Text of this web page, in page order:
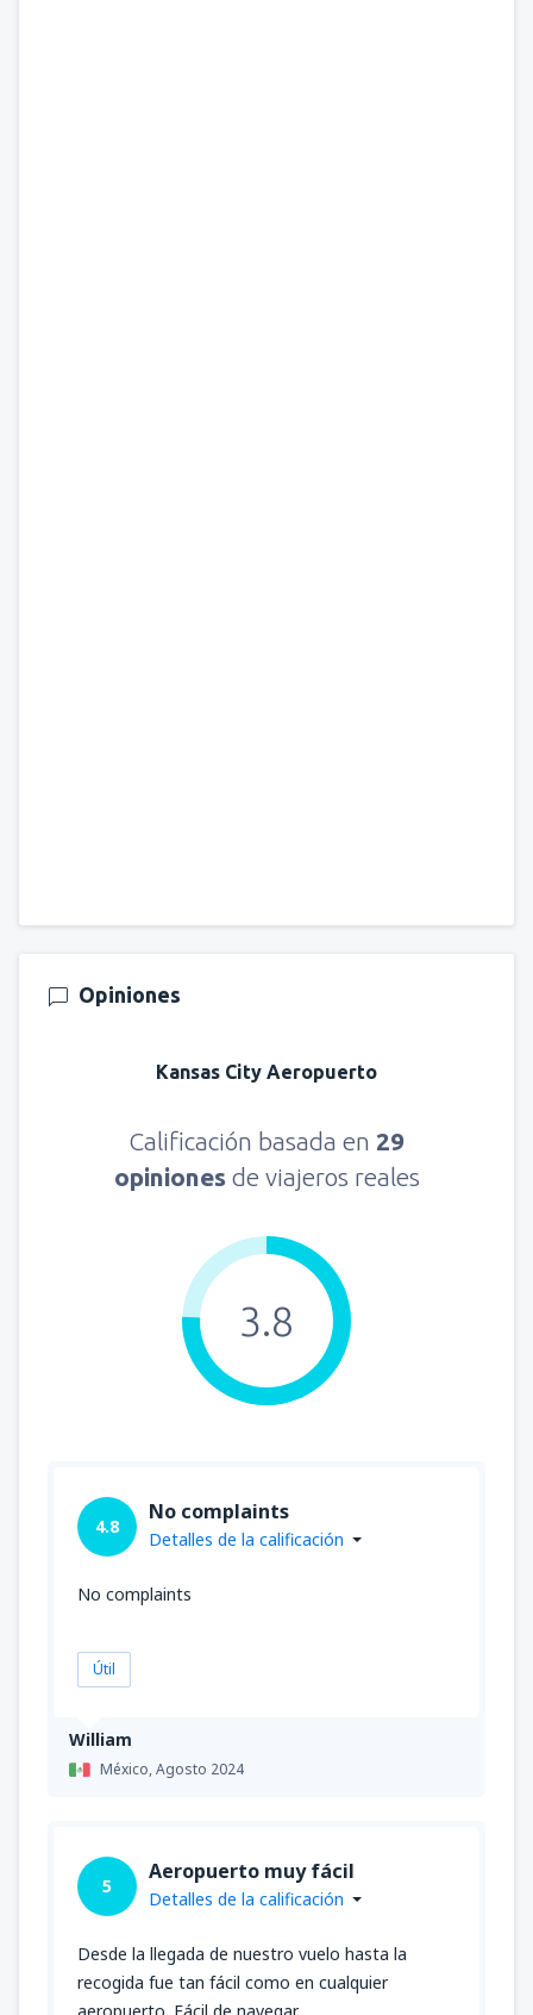
Opiniones
Kansas City Aeropuerto
Calificación basada en 29
opiniones de viajeros reales
3.8
William
México,Agosto 2024
4.8
No complaints
Detalles de la calificación
No complaints
Útil
5
Aeropuerto muy fácil
Detalles de la calificación
Desde la llegada de nuestro vuelo hasta la
recogida fue tan fácil como en cualquier
aeropuerto. Fácil de navegar.